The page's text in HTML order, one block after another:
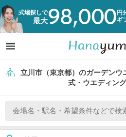
式場探しで
最大98,000 円
ギ
立川市（東京都）のガーデン
式・ウエディン